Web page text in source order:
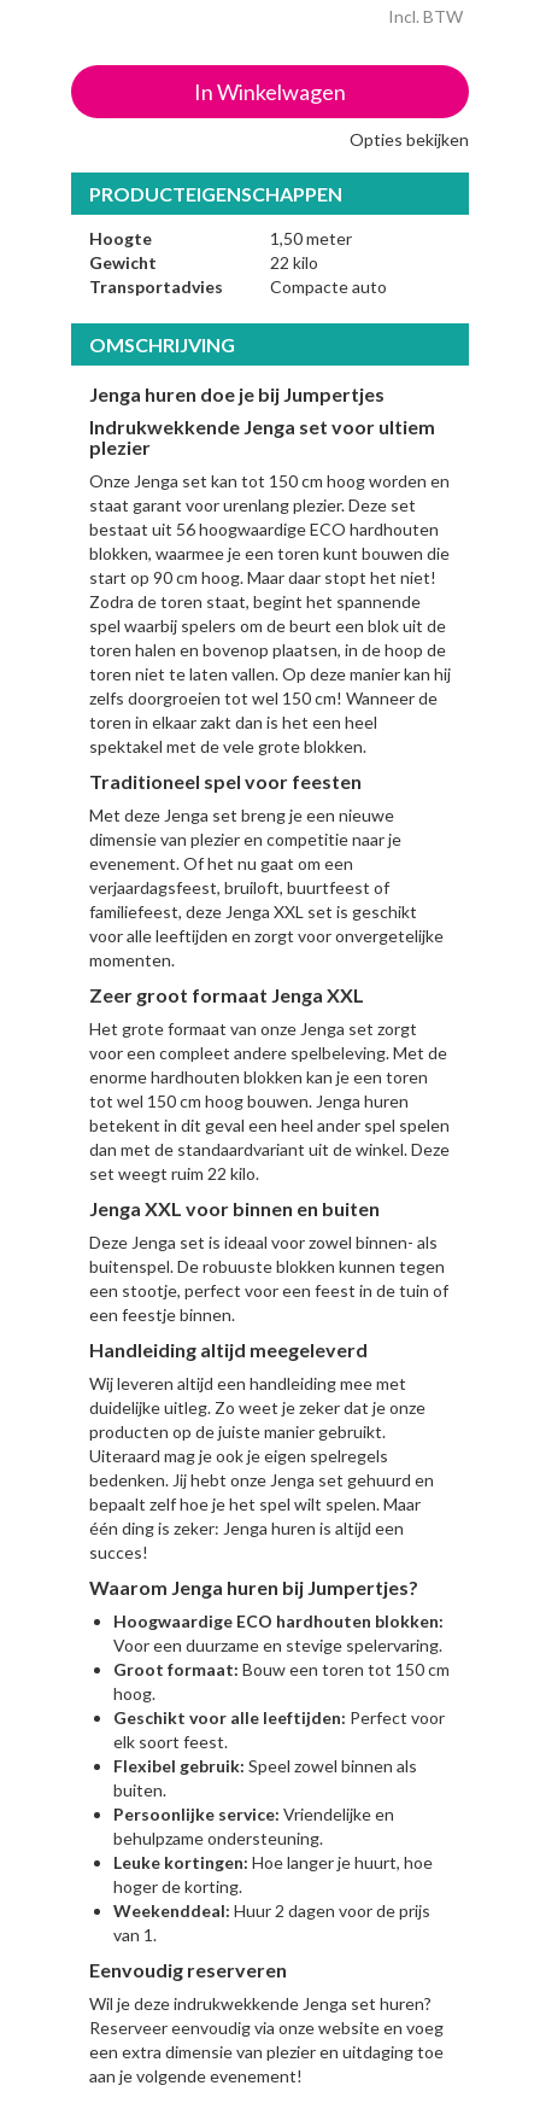
Incl. BTW
In Winkelwagen
Opties bekijken
PRODUCTEIGENSCHAPPEN
Hoogte
1,50 meter
Gewicht
22 kilo
Transportadvies
Compacte auto
OMSCHRIJVING
Jenga huren doe je bij Jumpertjes
Indrukwekkende Jenga set voor ultiem
plezier
Onze Jenga set kan tot 150 cm hoog worden en
staat garant voor urenlang plezier. Deze set
bestaat uit 56 hoogwaardige ECO hardhouten
blokken, waarmee je een toren kunt bouwen die
start op 90 cm hoog. Maar daar stopt het niet!
Zodra de toren staat, begint het spannende
spel waarbij spelers om de beurt een blok uit de
toren halen en bovenop plaatsen, in de hoop de
toren niet te laten vallen. Op deze manier kan hij
zelfs doorgroeien tot wel 150 cm! Wanneer de
toren in elkaar zakt dan is het een heel
spektakel met de vele grote blokken.
Traditioneel spel voor feesten
Met deze Jenga set breng je een nieuwe
dimensie van plezier en competitie naar je
evenement. Of het nu gaat om een
verjaardagsfeest, bruiloft, buurtfeest of
familiefeest, deze Jenga XXL set is geschikt
voor alle leeftijden en zorgt voor onvergetelijke
momenten.
Zeer groot formaat Jenga XXL
Het grote formaat van onze Jenga set zorgt
voor een compleet andere spelbeleving. Met de
enorme hardhouten blokken kan je een toren
tot wel 150 cm hoog bouwen. Jenga huren
betekent in dit geval een heel ander spel spelen
dan met de standaardvariant uit de winkel. Deze
set weegt ruim 22 kilo.
Jenga XXL voor binnen en buiten
Deze Jenga set is ideaal voor zowel binnen- als
buitenspel. De robuuste blokken kunnen tegen
een stootje, perfect voor een feest in de tuin of
een feestje binnen.
Handleiding altijd meegeleverd
Wij leveren altijd een handleiding mee met
duidelijke uitleg. Zo weet je zeker dat je onze
producten op de juiste manier gebruikt.
Uiteraard mag je ook je eigen spelregels
bedenken. Jij hebt onze Jenga set gehuurd en
bepaalt zelf hoe je het spel wilt spelen. Maar
één ding is zeker: Jenga huren is altijd een
succes!
Waarom Jenga huren bij Jumpertjes?
Hoogwaardige ECO hardhouten blokken:
Voor een duurzame en stevige spelervaring.
Groot formaat: Bouw een toren tot 150 cm
hoog.
Geschikt voor alle leeftijden: Perfect voor
elk soort feest.
Flexibel gebruik: Speel zowel binnen als
buiten.
Persoonlijke service: Vriendelijke en
behulpzame ondersteuning.
Leuke kortingen: Hoe langer je huurt, hoe
hoger de korting.
Weekenddeal: Huur 2 dagen voor de prijs
van 1.
Eenvoudig reserveren
Wil je deze indrukwekkende Jenga set huren?
Reserveer eenvoudig via onze website en voeg
een extra dimensie van plezier en uitdaging toe
aan je volgende evenement!